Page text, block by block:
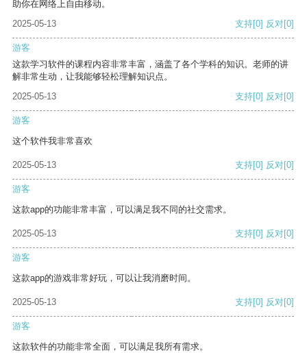
助你在网络上自由移动。
2025-05-13
支持[0] 反对[0]
游客
这款学习软件的课程内容非常丰富，涵盖了各个学科的知识。老师的讲
解非常生动，让我能够轻松理解知识点。
2025-05-13
支持[0] 反对[0]
游客
这个软件我非常喜欢
2025-05-13 支持[0] 反对[0]
游客
这款app的功能非常丰富，可以满足我不同的社交需求。
2025-05-13 支持[0] 反对[0]
游客
这款app的游戏非常好玩，可以让我消磨时间。
2025-05-13 支持[0] 反对[0]
游客
这款软件的功能非常全面，可以满足我所有需求。